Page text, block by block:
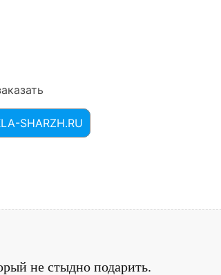
SHARZH.RU
не стыдно подарить.